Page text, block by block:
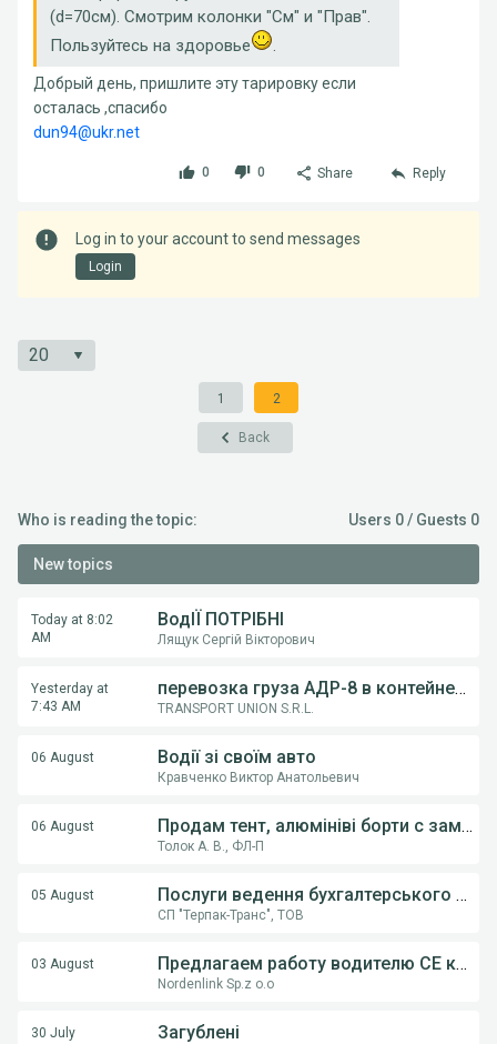
(d=70см). Смотрим колонки "См" и "Прав".
Пользуйтесь на здоровье
.
Добрый день, пришлите эту тарировку если
осталась ,спасибо
dun94@ukr.net
0 0 Share Reply
Log in to your account to send messages
Login
Back
1 2
Who is reading the topic: Users 0 / Guests 0
New topics
Today at 8:02
AM
ВодІЇ ПОТРІБНІ
Лящук Сергій Вікторович
Yesterday at
7:43 AM
перевозка груза АДР-8 в контейнерах из Румынии в Украину
TRANSPORT UNION S.R.L.
06 August Водії зі своїм авто
Кравченко Виктор Анатольевич
06 August Продам тент, алюмініві борти с замками, на напівпричіпи KOGEL, Krona.
Толок А. В., ФЛ-П
05 August Послуги ведення бухгалтерського обліку ФОП,ТОВ
СП "Терпак-Транс", ТОВ
03 August Предлагаем работу водителю СE категории на грузовом автовозе
Nordenlink Sp.z o.o
30 July Загублені